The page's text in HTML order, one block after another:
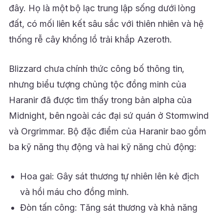
đây. Họ là một bộ lạc trung lập sống dưới lòng
đất, có mối liên kết sâu sắc với thiên nhiên và hệ
thống rễ cây khổng lồ trải khắp Azeroth.
Blizzard chưa chính thức công bố thông tin,
nhưng biểu tượng chủng tộc đồng minh của
Haranir đã được tìm thấy trong bản alpha của
Midnight, bên ngoài các đại sứ quán ở Stormwind
và Orgrimmar. Bộ đặc điểm của Haranir bao gồm
ba kỹ năng thụ động và hai kỹ năng chủ động:
Hoa gai: Gây sát thương tự nhiên lên kẻ địch
và hồi máu cho đồng minh.
Đòn tấn công: Tăng sát thương và khả năng